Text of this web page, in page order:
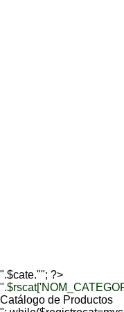
".$cate.""; ?>
Catálogo de Productos